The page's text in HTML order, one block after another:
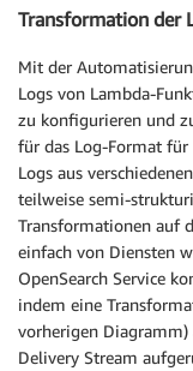
Transformation der
Mit der
Logs von Lambda-
zu konfigurieren und
für das Log-Format
Logs aus
teilweise semi-
Transformationen auf
einfach von Diensten
OpenSearch Service
indem eine
vorherigen Diagramm)
Delivery Stream